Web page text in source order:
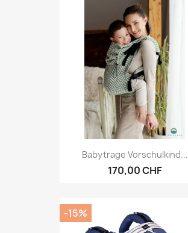
Babytrage Vorschulkind...
170,00 CHF
-15%